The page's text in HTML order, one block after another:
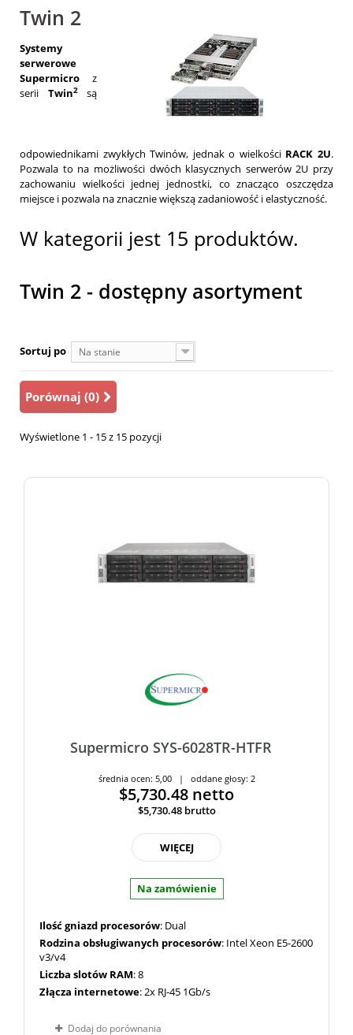
Twin 2
Systemy
serwerowe
Supermicro z
serii Twin2są
odpowiednikami zwykłych Twinów, jednak o wielkości RACK 2U.
Pozwala to na możliwości dwóch klasycznych serwerów 2U przy
zachowaniu wielkości jednej jednostki, co znacząco oszczędza
miejsce i pozwala na znacznie większą zadaniowość i elastyczność.
W kategorii jest 15 produktów.
Twin 2 - dostępny asortyment
Sortuj po Na stanie
Porównaj (0)
Wyświetlone 1 - 15 z 15 pozycji
Supermicro SYS-6028TR-HTFR
średnia ocen: 5,00 | oddane głosy: 2
$5,730.48 netto
$5,730.48 brutto
WIĘCEJ
Na zamówienie
Ilość gniazd procesorów: Dual
Rodzina obsługiwanych procesorów: Intel Xeon E5-2600
v3/v4
Liczba slotów RAM: 8
Złącza internetowe: 2x RJ-45 1Gb/s
Dodaj do porównania